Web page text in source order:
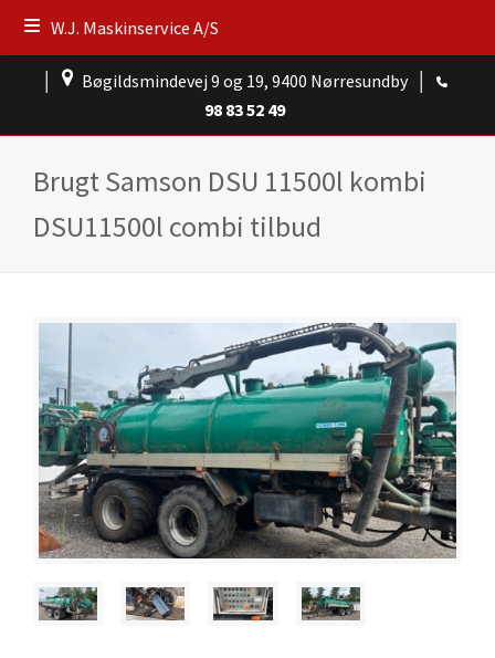
W.J. Maskinservice A/S
Bøgildsmindevej 9 og 19, 9400 Nørresundby
98 83 52 49
Brugt Samson DSU 11500l kombi
DSU11500l combi tilbud